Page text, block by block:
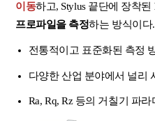
이동하고, Stylus 끝단에 장착된
프로파일을 측정하는 방식이다.
전통적이고 표준화된 측정
다양한 산업 분야에서 널리
Ra, Rq, Rz 등의 거칠기 파